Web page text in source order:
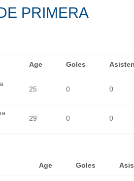
PRIMERA
Age Goles
25 0 0
29 0 0
Age Goles